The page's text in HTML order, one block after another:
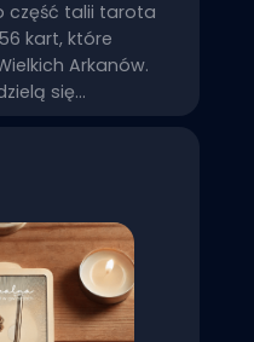
część talii tarota
kart, które
Arkanów.
się…